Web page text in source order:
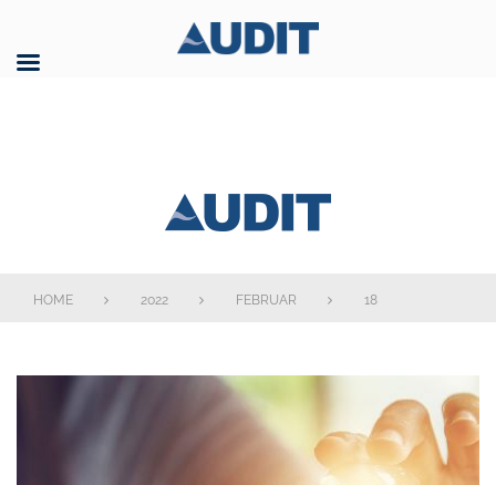
AUDIT GmbH
HOME 2022 FEBRUAR 18
Tag: